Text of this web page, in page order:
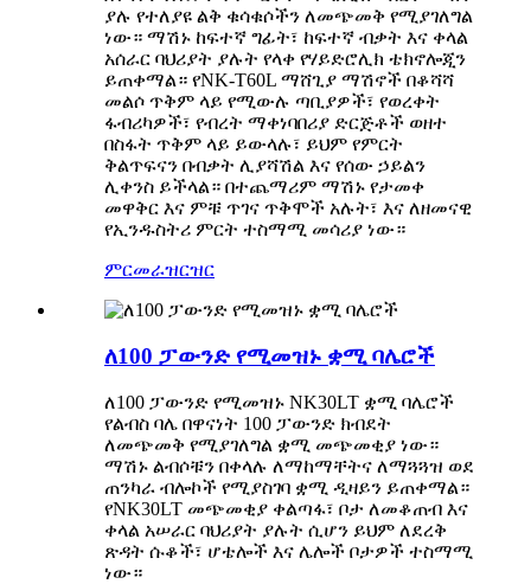
ያሉ የተለያዩ ልቅ ቁሳቁሶችን ለመጭመቅ የሚያገለግል
ነው። ማሽኑ ከፍተኛ ግፊት፣ ከፍተኛ ብቃት እና ቀላል
አሰራር ባህሪያት ያሉት የላቀ የሃይድሮሊክ ቴክኖሎጂን
ይጠቀማል። የNK-T60L ማሸጊያ ማሽኖች በቆሻሻ
መልሶ ጥቅም ላይ የሚውሉ ጣቢያዎች፣ የወረቀት
ፋብሪካዎች፣ የብረት ማቀነባበሪያ ድርጅቶች ወዘተ
በስፋት ጥቅም ላይ ይውላሉ፣ ይህም የምርት
ቅልጥፍናን በብቃት ሊያሻሽል እና የሰው ኃይልን
ሊቀንስ ይችላል። በተጨማሪም ማሽኑ የታመቀ
መዋቅር እና ምቹ ጥገና ጥቅሞች አሉት፣ እና ለዘመናዊ
የኢንዱስትሪ ምርት ተስማሚ መሳሪያ ነው።
ምርመራዝርዝር
ለ100 ፓውንድ የሚመዝኑ ቋሚ ባሌሮች
ለ100 ፓውንድ የሚመዝኑ NK30LT ቋሚ ባሌሮች
የልብስ ባሌ በዋናነት 100 ፓውንድ ክብደት
ለመጭመቅ የሚያገለግል ቋሚ መጭመቂያ ነው።
ማሽኑ ልብሶቹን በቀላሉ ለማከማቸትና ለማጓጓዝ ወደ
ጠንካራ ብሎኮች የሚያስገባ ቋሚ ዲዛይን ይጠቀማል።
የNK30LT መጭመቂያ ቀልጣፋ፣ ቦታ ለመቆጠብ እና
ቀላል አሠራር ባህሪያት ያሉት ሲሆን ይህም ለደረቅ
ጽዳት ሱቆች፣ ሆቴሎች እና ሌሎች ቦታዎች ተስማሚ
ነው።